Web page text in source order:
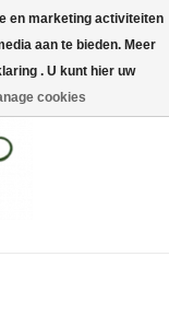
en marketing activiteiten
aan te bieden. Meer
. U kunt hier uw
cookies